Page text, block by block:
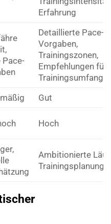
Erfahrung
Detaillierte Pace-
Vorgaben,
Trainingszonen,
Empfehlungen für
Trainingsumfang
Gut
Hoch
Ambitionierte
Trainingsplanung